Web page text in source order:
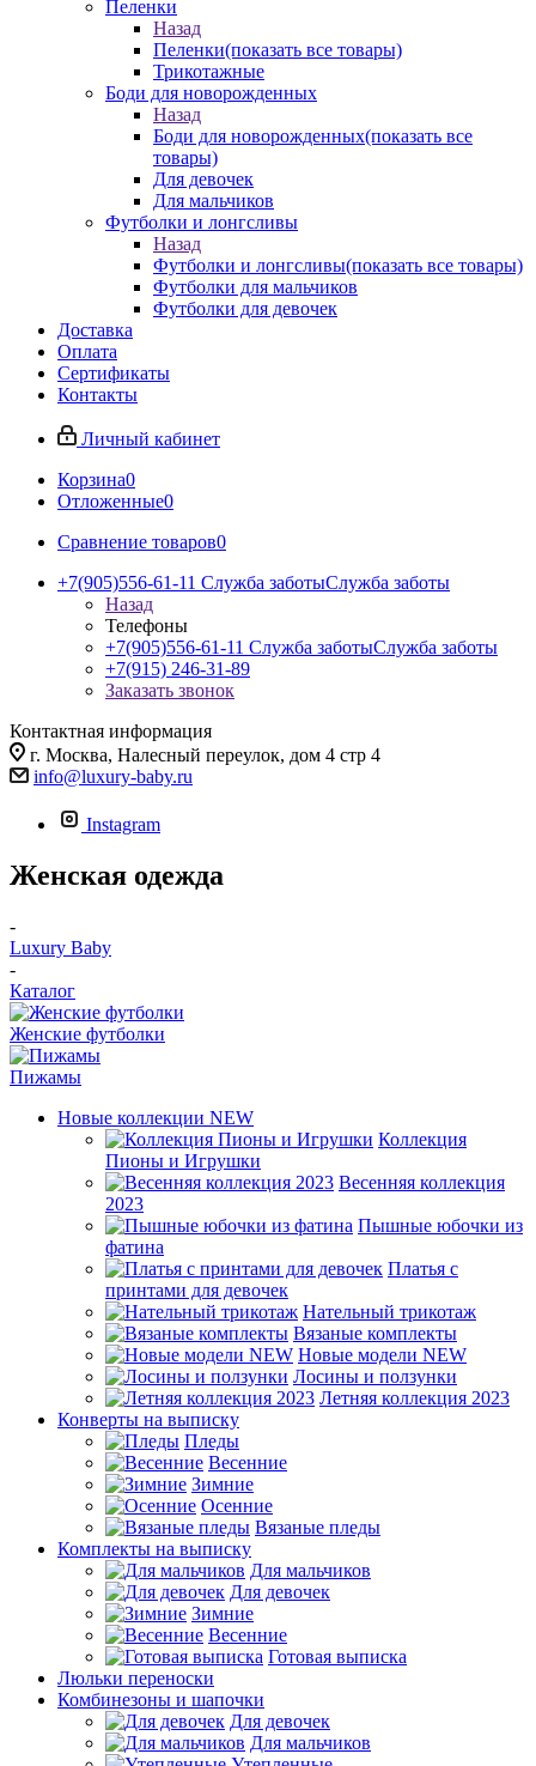
Пеленки
Назад
Пеленки(показать все товары)
Трикотажные
Боди для новорожденных
Назад
Боди для новорожденных(показать все
товары)
Для девочек
Для мальчиков
Футболки и лонгсливы
Назад
Футболки и лонгсливы(показать все товары)
Футболки для мальчиков
Футболки для девочек
Доставка
Оплата
Сертификаты
Контакты
Личный кабинет
Корзина0
Отложенные0
Сравнение товаров0
+7(905)556-61-11 Служба заботыСлужба заботы
Назад
Телефоны
+7(905)556-61-11 Служба заботыСлужба заботы
+7(915) 246-31-89
Заказать звонок
Контактная информация
г. Москва, Налесный переулок, дом 4 стр 4
info@luxury-baby.ru
Instagram
Женская одежда
-
Luxury Baby
-
Каталог
Женские футболки
Пижамы
Новые коллекции NEW
Коллекция
Пионы и Игрушки
Весенняя коллекция
2023
Пышные юбочки из
фатина
Платья с
принтами для девочек
Нательный трикотаж
Вязаные комплекты
Новые модели NEW
Лосины и ползунки
Летняя коллекция 2023
Конверты на выписку
Пледы
Весенние
Зимние
Осенние
Вязаные пледы
Комплекты на выписку
Для мальчиков
Для девочек
Зимние
Весенние
Готовая выписка
Люльки переноски
Комбинезоны и шапочки
Для девочек
Для мальчиков